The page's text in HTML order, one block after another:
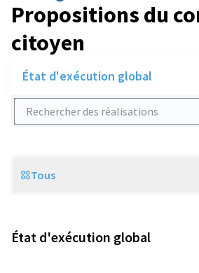
Propositions du
citoyen
État d'exécution global
Rechercher des réalisations
Scope
Tous
État d'exécution global